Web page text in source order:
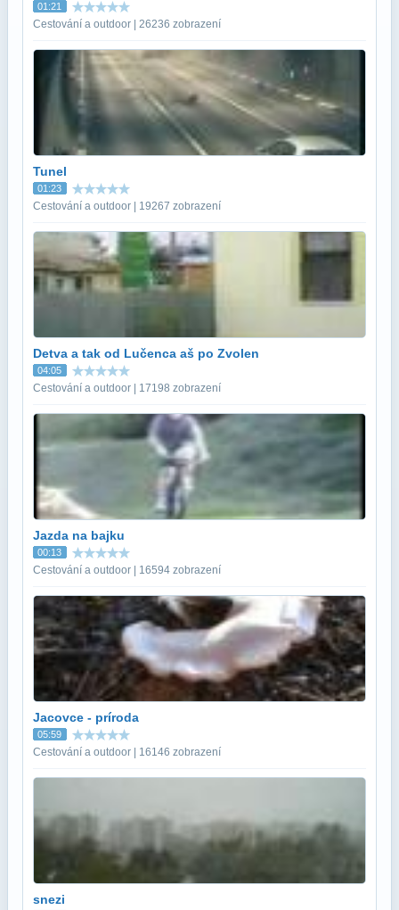
01:21
Cestování a outdoor | 26236 zobrazení
Tunel
01:23
Cestování a outdoor | 19267 zobrazení
Detva a tak od Lučenca aš po Zvolen
04:05
Cestování a outdoor | 17198 zobrazení
Jazda na bajku
00:13
Cestování a outdoor | 16594 zobrazení
Jacovce - príroda
05:59
Cestování a outdoor | 16146 zobrazení
snezi